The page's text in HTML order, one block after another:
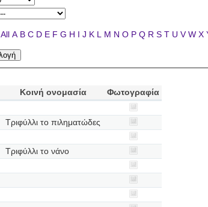
All A B C D E F G H I J K L M N O P Q R S T U V W X
Κοινή ονομασία
Φωτογραφία
Τριφύλλι το πιληματώδες
Τριφύλλι το νάνο